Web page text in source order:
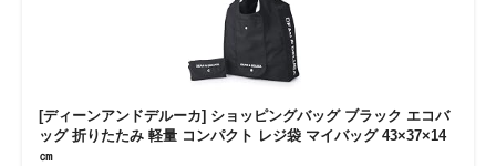
[ディーンアンドデルーカ] ショッピングバッグ ブラック エコバ
ッグ 折りたたみ 軽量 コンパクト レジ袋 マイバッグ 43×37×14
㎝